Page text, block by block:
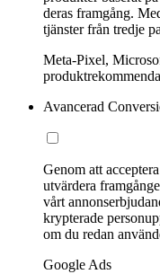
deras framgång.
tjänster från tredje
Meta-Pixel,
Avancerad
Genom att
utvärdera
vårt
krypterade
om du redan
Google Ads